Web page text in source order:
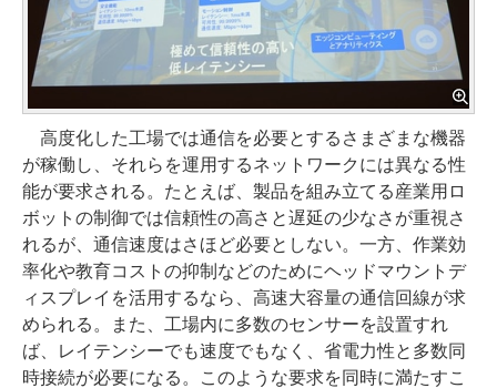
高度化した工場では通信を必要とするさまざまな機器
が稼働し、それらを運用するネットワークには異なる性
能が要求される。たとえば、製品を組み立てる産業用ロ
ボットの制御では信頼性の高さと遅延の少なさが重視さ
れるが、通信速度はさほど必要としない。一方、作業効
率化や教育コストの抑制などのためにヘッドマウントデ
ィスプレイを活用するなら、高速大容量の通信回線が求
められる。また、工場内に多数のセンサーを設置すれ
ば、レイテンシーでも速度でもなく、省電力性と多数同
時接続が必要になる。このような要求を同時に満たすこ